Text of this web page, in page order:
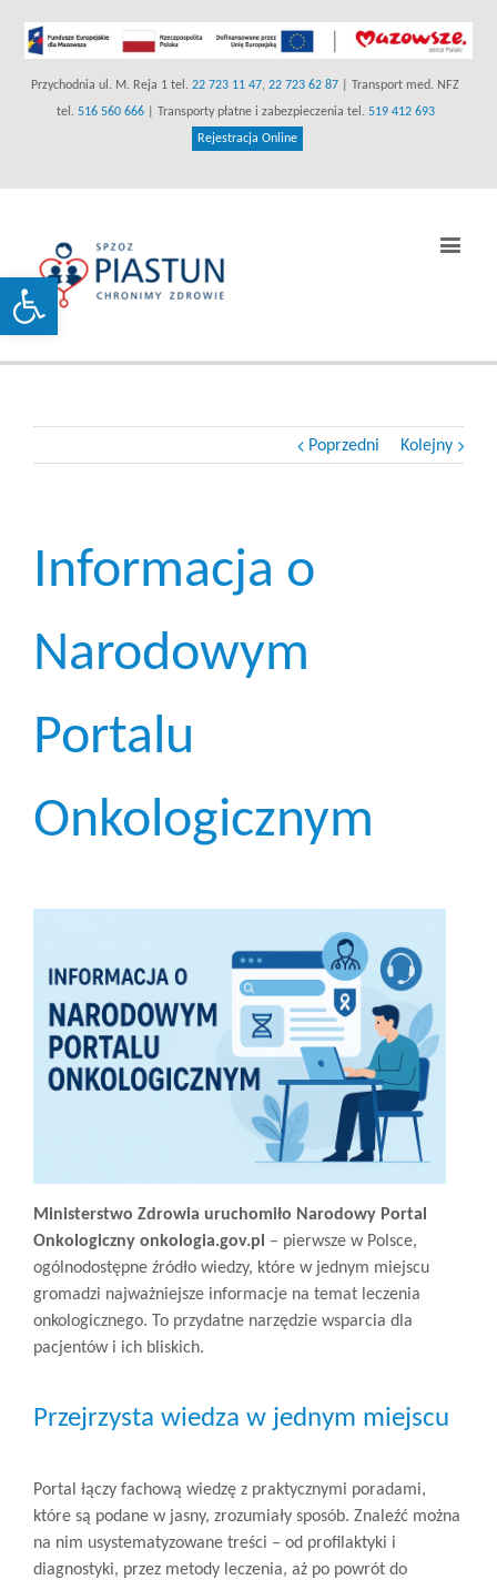
Otwórz pasek narzędzi
Przychodnia ul. M. Reja 1 tel. 22 723 11 47, 22 723 62 87 | Transport med. NFZ
tel. 516 560 666| Transporty płatne i zabezpieczenia tel. 519 412 693
Rejestracja Online(link
się
Poprzedni Kolejny
Informacja o
Narodowym
Portalu
Onkologicznym
Ministerstwo Zdrowia uruchomiło Narodowy Portal
Onkologiczny onkologia.gov.pl
– pierwsze w Polsce,
ogólnodostępne źródło wiedzy, które w jednym miejscu
gromadzi najważniejsze informacje na temat leczenia
onkologicznego. To przydatne narzędzie wsparcia dla
pacjentów i ich bliskich.
Przejrzysta wiedza w jednym miejscu
Portal łączy fachową wiedzę z praktycznymi poradami,
które są podane w jasny, zrozumiały sposób. Znaleźć można
na nim usystematyzowane treści – od profilaktyki i
diagnostyki, przez metody leczenia, aż po powrót do